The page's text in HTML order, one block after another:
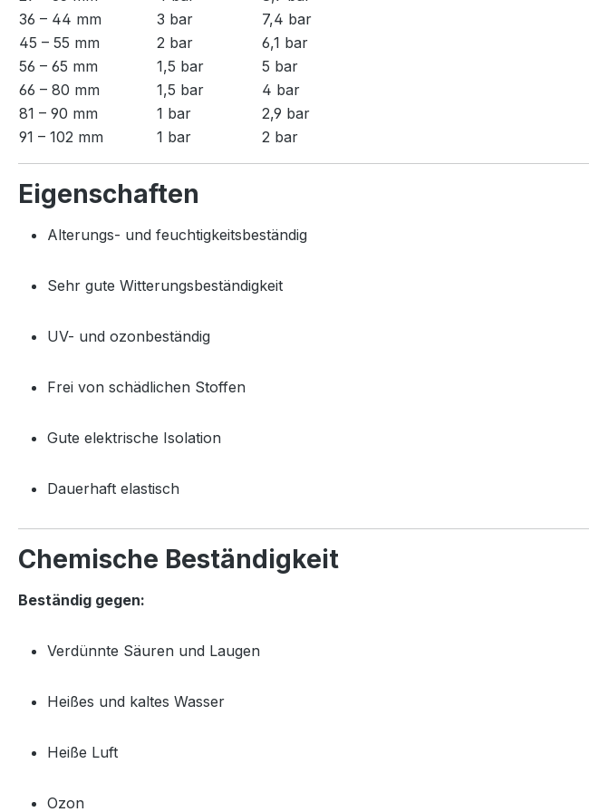
36 – 44 mm
3 bar
7,4 bar
45 – 55 mm
2 bar
6,1 bar
56 – 65 mm
1,5 bar
5 bar
66 – 80 mm
1,5 bar
4 bar
81 – 90 mm
1 bar
2,9 bar
91 – 102 mm
1 bar 2 bar
Eigenschaften
Alterungs- und feuchtigkeitsbeständig
Sehr gute Witterungsbeständigkeit
UV- und ozonbeständig
Frei von schädlichen Stoffen
Gute elektrische Isolation
Dauerhaft elastisch
Chemische Beständigkeit
Beständig gegen:
Verdünnte Säuren und Laugen
Heißes und kaltes Wasser
Heiße Luft
Ozon